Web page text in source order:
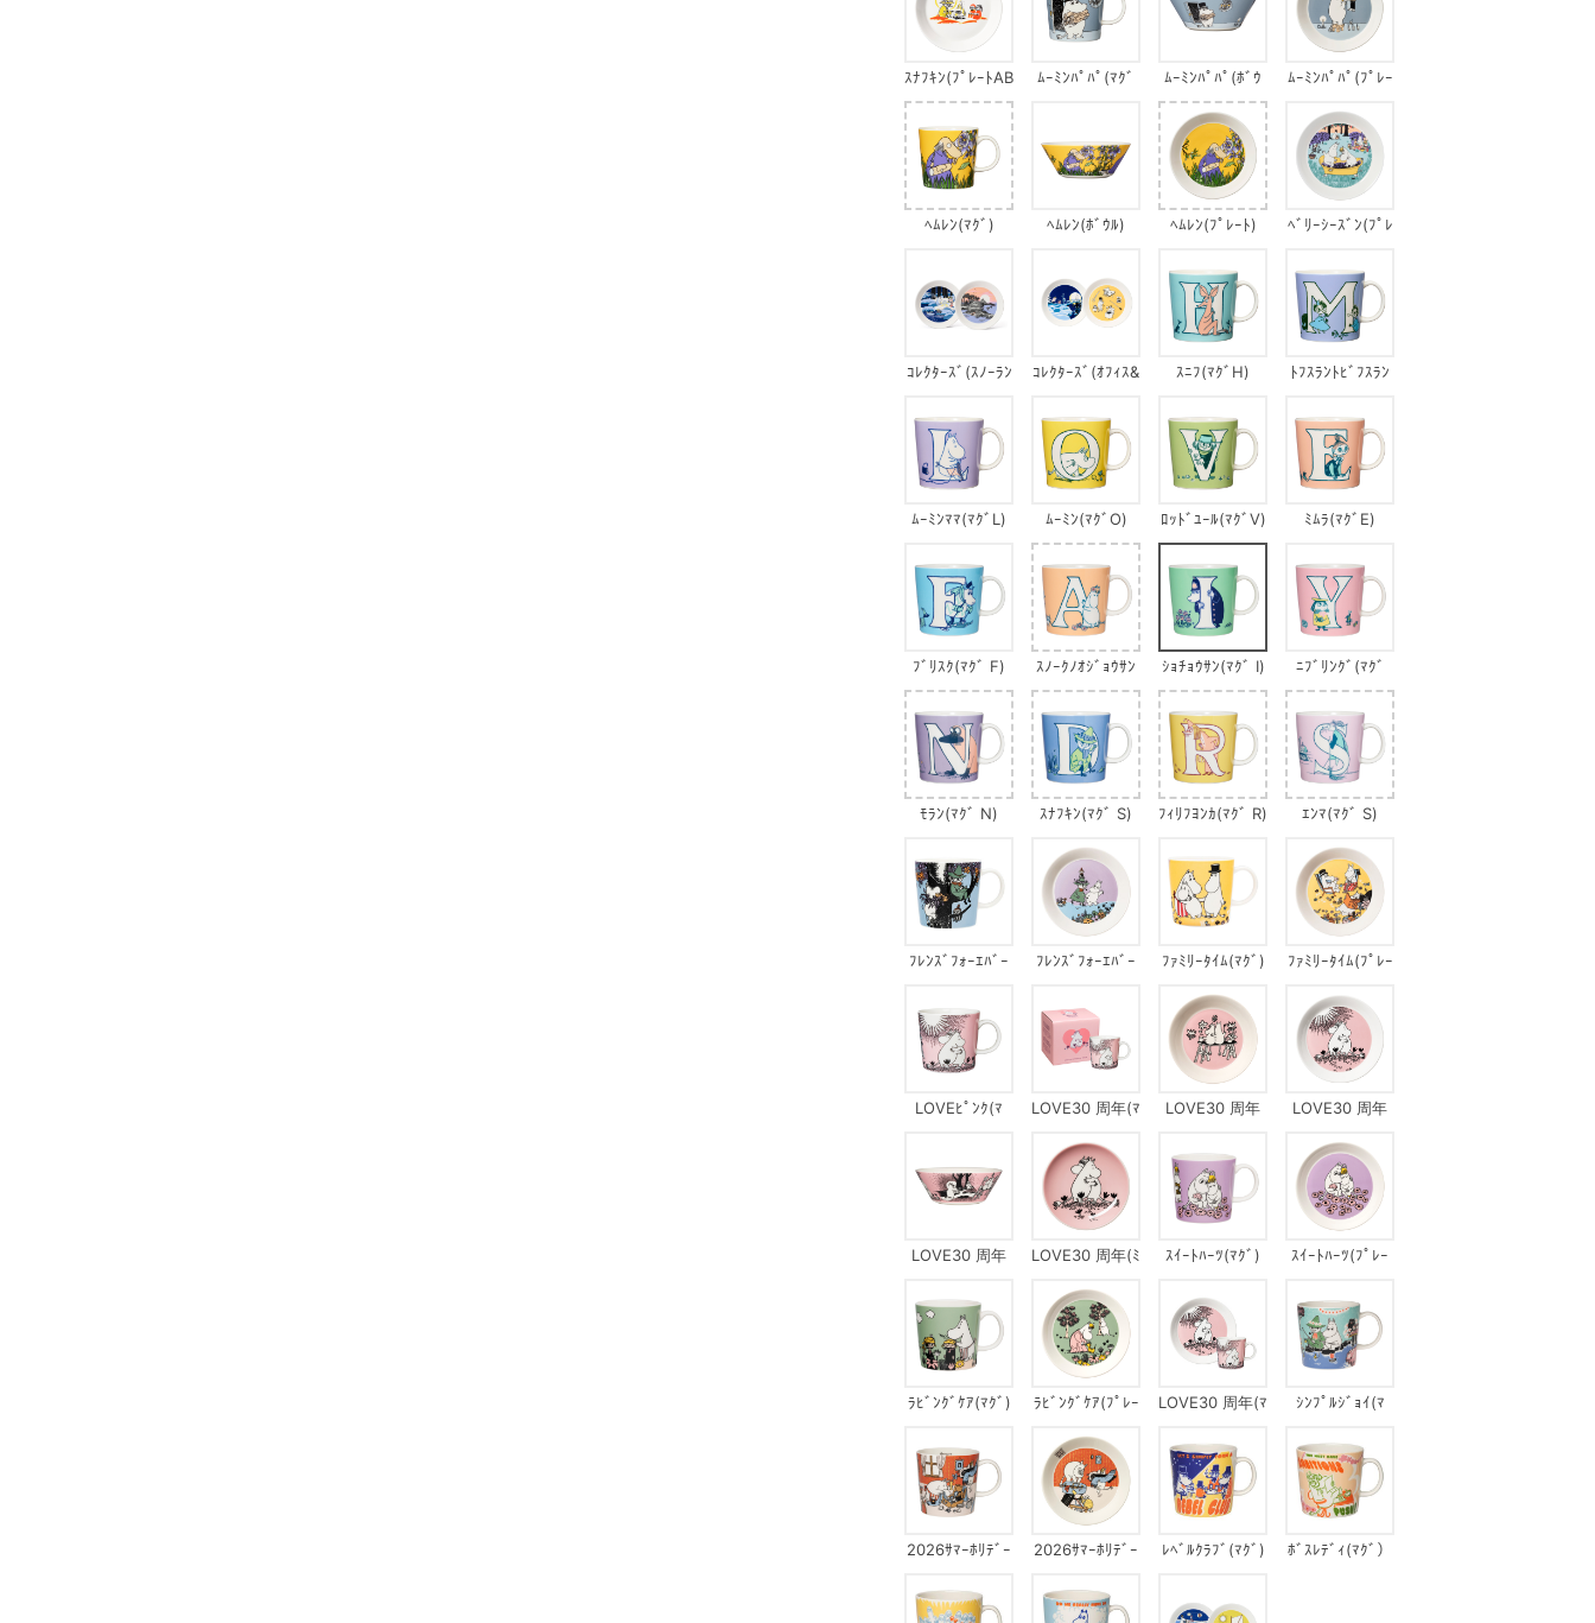
ｽﾅﾌｷﾝ(ﾌﾟﾚｰﾄAB
C2)
ﾑｰﾐﾝﾊﾟﾊﾟ(ﾏｸﾞ
ﾑｰﾐﾝﾊﾟﾊﾟ(ﾎﾞｳ
ﾙ)
ﾑｰﾐﾝﾊﾟﾊﾟ(ﾌﾟﾚｰ
ﾍﾑﾚﾝ(ﾏｸﾞ) ﾍﾑﾚﾝ(ﾎﾞｳﾙ) ﾍﾑﾚﾝ(ﾌﾟﾚｰﾄ)
ﾍﾞﾘｰｼｰｽﾞﾝ(ﾌﾟﾚ
ｺﾚｸﾀｰｽﾞ(ｽﾉｰﾗﾝ
ﾝ)
ｺﾚｸﾀｰｽﾞ(ｵﾌｨｽ&
ｽﾆﾌ(ﾏｸﾞH)
ﾄﾌｽﾗﾝﾄﾋﾞﾌｽﾗﾝ
ﾑｰﾐﾝﾏﾏ(ﾏｸﾞL) ﾑｰﾐﾝ(ﾏｸﾞO) ﾛｯﾄﾞﾕｰﾙ(ﾏｸﾞV) ﾐﾑﾗ(ﾏｸﾞE)
ﾌﾞﾘｽｸ(ﾏｸﾞ F)
ｽﾉｰｸﾉｵｼﾞｮｳｻﾝ
(ﾏｸﾞ A)
ｼｮﾁｮｳｻﾝ(ﾏｸﾞ I)
ﾆﾌﾞﾘﾝｸﾞ(ﾏｸﾞ
Y)
ﾓﾗﾝ(ﾏｸﾞ N) ｽﾅﾌｷﾝ(ﾏｸﾞ S) ﾌｨﾘﾌﾖﾝｶ(ﾏｸﾞ R) ｴﾝﾏ(ﾏｸﾞ S)
ﾌﾚﾝｽﾞﾌｫｰｴﾊﾞｰ
ﾌﾚﾝｽﾞﾌｫｰｴﾊﾞｰ
ﾌｧﾐﾘｰﾀｲﾑ(ﾏｸﾞ)
ﾌｧﾐﾘｰﾀｲﾑ(ﾌﾟﾚｰ
LOVEﾋﾟﾝｸ(ﾏ
LOVE30 周年(ﾏ
LOVE30 周年
LOVE30 周年
LOVE30 周年
LOVE30 周年(ﾐ
ｽｲｰﾄﾊｰﾂ(ﾏｸﾞ)
ｽｲｰﾄﾊｰﾂ(ﾌﾟﾚｰ
ﾗﾋﾞﾝｸﾞｹｱ(ﾏｸﾞ)
ﾗﾋﾞﾝｸﾞｹｱ(ﾌﾟﾚｰ
LOVE30 周年(ﾏ
ｼﾝﾌﾟﾙｼﾞｮｲ(ﾏ
2026ｻﾏｰﾎﾘﾃﾞｰ
2026ｻﾏｰﾎﾘﾃﾞｰ
ﾚﾍﾞﾙｸﾗﾌﾞ(ﾏｸﾞ) ﾎﾞｽﾚﾃﾞｨ(ﾏｸﾞ）